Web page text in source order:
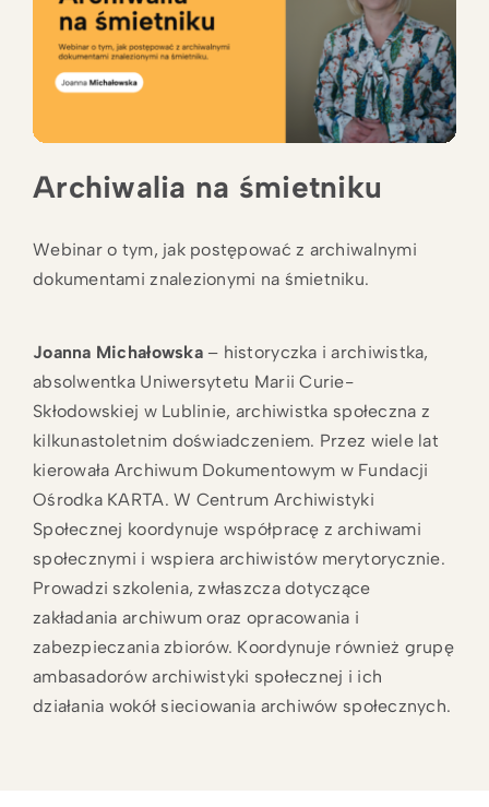
Archiwalia na śmietniku
Webinar o tym, jak postępować z archiwalnymi
dokumentami znalezionymi na śmietniku.
Joanna Michałowska – historyczka i archiwistka,
absolwentka Uniwersytetu Marii Curie-
Skłodowskiej w Lublinie, archiwistka społeczna z
kilkunastoletnim doświadczeniem. Przez wiele lat
kierowała Archiwum Dokumentowym w Fundacji
Ośrodka KARTA. W Centrum Archiwistyki
Społecznej koordynuje współpracę z archiwami
społecznymi i wspiera archiwistów merytorycznie.
Prowadzi szkolenia, zwłaszcza dotyczące
zakładania archiwum oraz opracowania i
zabezpieczania zbiorów. Koordynuje również grupę
ambasadorów archiwistyki społecznej i ich
działania wokół sieciowania archiwów społecznych.